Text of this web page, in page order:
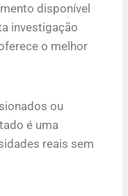
disponível
investigação
o melhor
ou
é uma
reais sem